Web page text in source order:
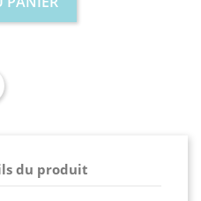
du produit